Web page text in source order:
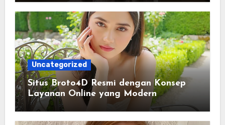
Uncategorized
Situs Broto4D Resmi dengan Konsep
Layanan Online yang Modern